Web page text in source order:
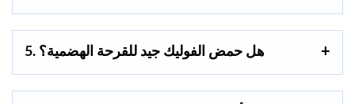
5. هل حمض الفوليك جيد للقرحة الهضمية؟